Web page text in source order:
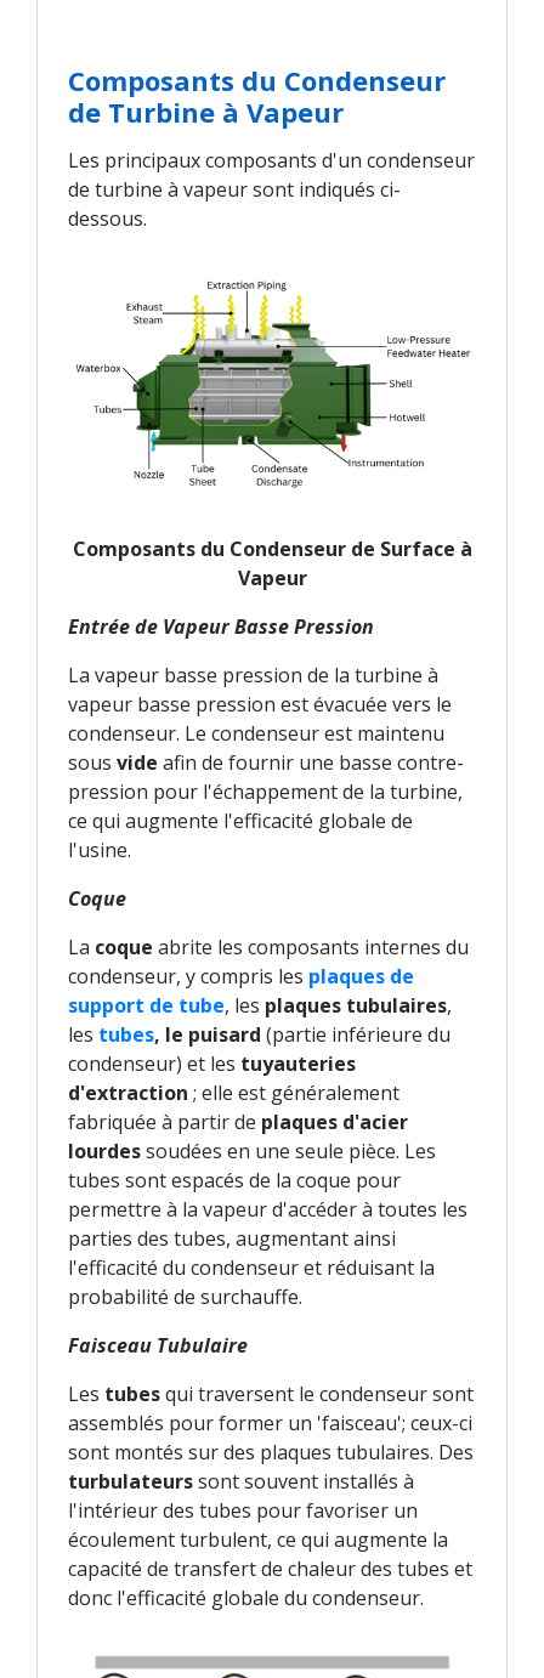
Composants du Condenseur
de Turbine à Vapeur
Les principaux composants d'un condenseur
de turbine à vapeur sont indiqués ci-
dessous.
Composants du Condenseur de Surface à
Vapeur
Entrée de Vapeur Basse Pression
La vapeur basse pression de la turbine à
vapeur basse pression est évacuée vers le
condenseur. Le condenseur est maintenu
sous vide afin de fournir une basse contre-
pression pour l'échappement de la turbine,
ce qui augmente l'efficacité globale de
l'usine.
Coque
La coque abrite les composants internes du
condenseur, y compris les plaques de
support de tube, les plaques tubulaires,
les tubes, le puisard (partie inférieure du
condenseur) et les tuyauteries
d'extraction ; elle est généralement
fabriquée à partir de plaques d'acier
lourdessoudées en une seule pièce. Les
tubes sont espacés de la coque pour
permettre à la vapeur d'accéder à toutes les
parties des tubes, augmentant ainsi
l'efficacité du condenseur et réduisant la
probabilité de surchauffe.
Faisceau Tubulaire
Les tubesqui traversent le condenseur sont
assemblés pour former un 'faisceau'; ceux-ci
sont montés sur des plaques tubulaires. Des
turbulateurssont souvent installés à
l'intérieur des tubes pour favoriser un
écoulement turbulent, ce qui augmente la
capacité de transfert de chaleur des tubes et
donc l'efficacité globale du condenseur.